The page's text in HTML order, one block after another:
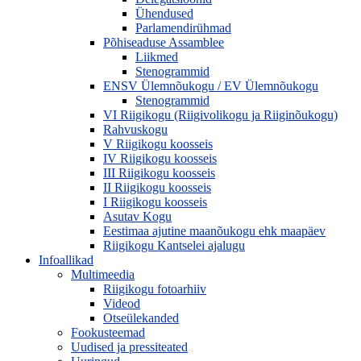
Ühendused
Parlamendirühmad
Põhiseaduse Assamblee
Liikmed
Stenogrammid
ENSV Ülemnõukogu / EV Ülemnõukogu
Stenogrammid
VI Riigikogu (Riigivolikogu ja Riiginõukogu)
Rahvuskogu
V Riigikogu koosseis
IV Riigikogu koosseis
III Riigikogu koosseis
II Riigikogu koosseis
I Riigikogu koosseis
Asutav Kogu
Eestimaa ajutine maanõukogu ehk maapäev
Riigikogu Kantselei ajalugu
Infoallikad
Multimeedia
Riigikogu fotoarhiiv
Videod
Otseülekanded
Fookusteemad
Uudised ja pressiteated